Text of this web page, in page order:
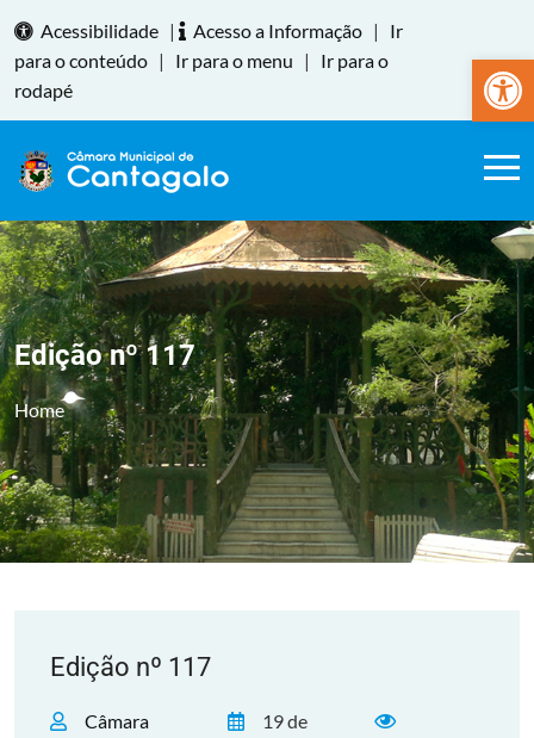
Abrir
Acessibilidade | Acesso a Informação |
Ir
para o conteúdo | Ir para o menu |
Ir para o
rodapé
Edição nº 117
Home
Edição nº 117
Câmara
19 de